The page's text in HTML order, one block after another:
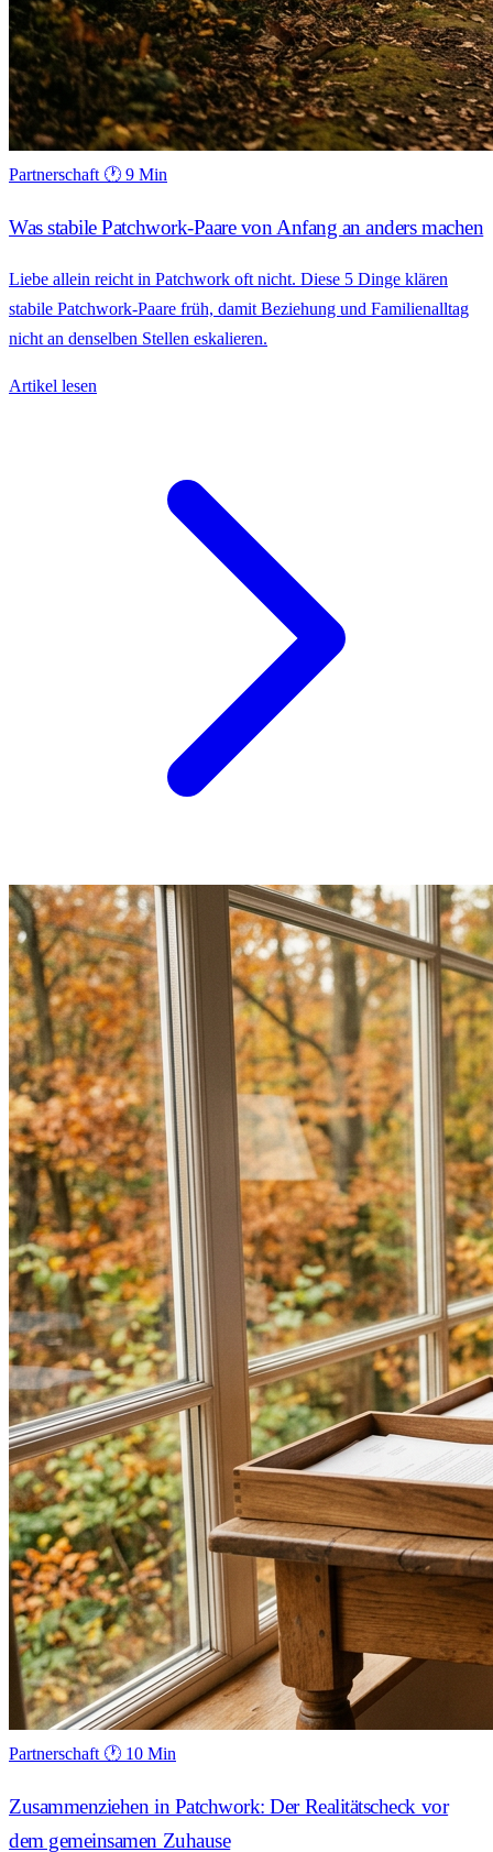
Partnerschaft 🕐 9 Min
Was stabile Patchwork-Paare von Anfang an anders machen
Liebe allein reicht in Patchwork oft nicht. Diese 5 Dinge klären
stabile Patchwork-Paare früh, damit Beziehung und Familienalltag
nicht an denselben Stellen eskalieren.
Artikel lesen
Partnerschaft 🕐 10 Min
Zusammenziehen in Patchwork: Der Realitätscheck vor
dem gemeinsamen Zuhause